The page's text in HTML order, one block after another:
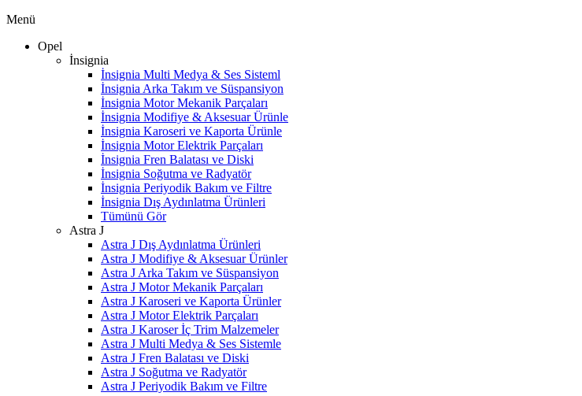
Menü
Opel
İnsignia
İnsignia Multi Medya & Ses Sisteml
İnsignia Arka Takım ve Süspansiyon
İnsignia Motor Mekanik Parçaları
İnsignia Modifiye & Aksesuar Ürünle
İnsignia Karoseri ve Kaporta Ürünle
İnsignia Motor Elektrik Parçaları
İnsignia Fren Balatası ve Diski
İnsignia Soğutma ve Radyatör
İnsignia Periyodik Bakım ve Filtre
İnsignia Dış Aydınlatma Ürünleri
Tümünü Gör
Astra J
Astra J Dış Aydınlatma Ürünleri
Astra J Modifiye & Aksesuar Ürünler
Astra J Arka Takım ve Süspansiyon
Astra J Motor Mekanik Parçaları
Astra J Karoseri ve Kaporta Ürünler
Astra J Motor Elektrik Parçaları
Astra J Karoser İç Trim Malzemeler
Astra J Multi Medya & Ses Sistemle
Astra J Fren Balatası ve Diski
Astra J Soğutma ve Radyatör
Astra J Periyodik Bakım ve Filtre